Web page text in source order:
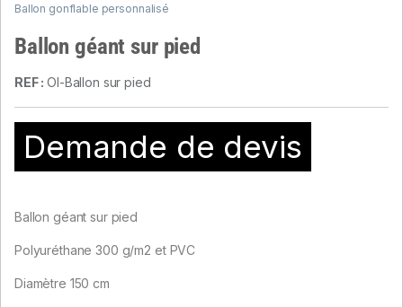
Ballon gonflable personnalisé
Ballon géant sur pied
REF :OI-Ballon sur pied
Demande de devis
Ballon géant sur pied
Polyuréthane 300 g/m2 et PVC
Diamètre 150 cm